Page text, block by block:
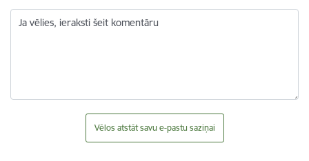
Ja vēlies, ieraksti šeit komentāru
Vēlos atstāt savu e-pastu saziņai